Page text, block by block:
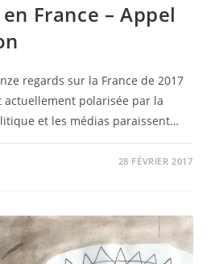
France – Appel
regards sur la France de 2017
polarisée par la
et les médias paraissent…
PARTICIPATION
28 FÉVRIER 2017